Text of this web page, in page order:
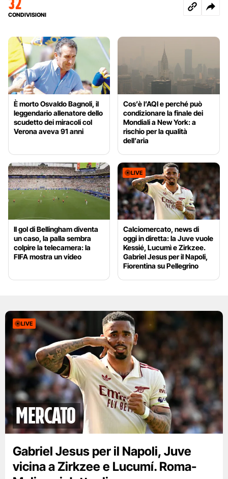
CONDIVISIONI
È morto Osvaldo Bagnoli, il
leggendario allenatore dello
scudetto dei miracoli col
Verona aveva 91 anni
Cos’è l’AQI e perché può
condizionare la finale dei
Mondiali a New York: a
rischio per la qualità
dell’aria
Il gol di Bellingham diventa
un caso, la palla sembra
colpire la telecamera: la
FIFA mostra un video
LIVE
Calciomercato, news di
oggi in diretta: la Juve vuole
Kessié, Lucumì e Zirkzee.
Gabriel Jesus per il Napoli,
Fiorentina su Pellegrino
LIVE
mercato
Gabriel Jesus per il Napoli, Juve
vicina a Zirkzee e Lucumí. Roma-